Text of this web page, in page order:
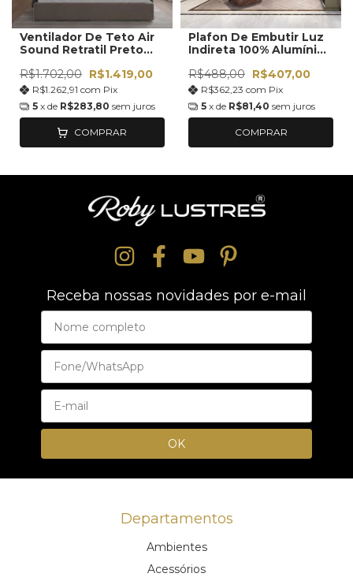
Ventilador De Teto Air
Sound Retratil Preto
R$1.702,00 R$1.419,00
R$1.262,91 com Pix
5 x de R$283,80 sem juros
COMPRAR
Plafon De Embutir Luz
Indireta 100% Alumínio
110V/220V
R$488,00 R$407,00
R$362,23 com Pix
5 x de R$81,40 sem juros
COMPRAR
Receba nossas novidades por e-mail
Departamentos
Ambientes
Acessórios